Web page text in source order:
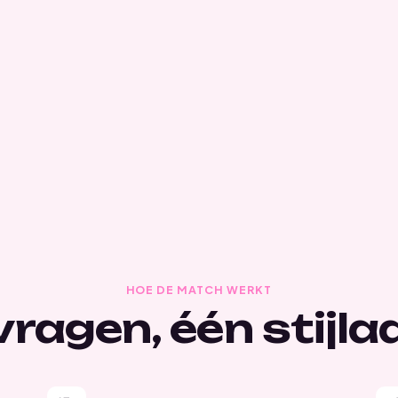
HOE DE MATCH WERKT
één